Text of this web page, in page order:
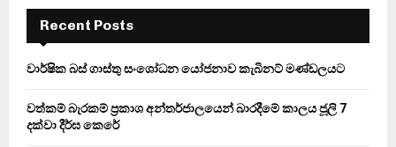
f
r
E
A
Recent Posts
වාර්ෂික බස් ගාස්තු සංශෝධන යෝජනාව කැබිනට් මණ්ඩලයට
වත්කම් බැරකම් ප්‍රකාශ අන්තර්ජාලයෙන් බාරදීමේ කාලය ජූලි 7
දක්වා දීර්ඝ කෙරේ